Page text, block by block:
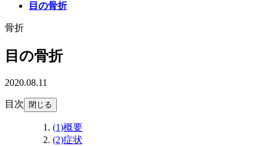
目の骨折
骨折
目の骨折
2020.08.11
目次 閉じる
(1)概要
(2)症状